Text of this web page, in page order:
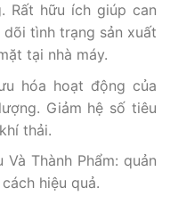
Rất hữu ích giúp can
tình trạng sản xuất
tại nhà máy.
hóa hoạt động của
Giảm hệ số tiêu
thải.
Thành Phẩm: quản
hiệu quả.